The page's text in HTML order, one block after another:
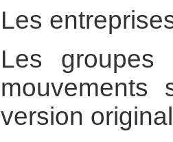
Les
Les
mouvements
version